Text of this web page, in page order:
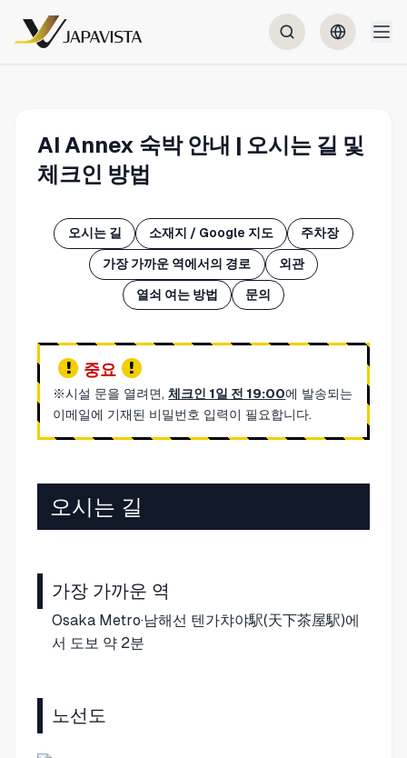
AI Annex 숙박 안내 | 오시는 길 및
체크인 방법
오시는 길 소재지 / Google 지도 주차장
가장 가까운 역에서의 경로 외관
열쇠 여는 방법 문의
중요
※시설 문을 열려면,체크인 1일 전 19:00에 발송되는
이메일에 기재된 비밀번호 입력이 필요합니다.
오시는 길
가장 가까운 역
Osaka Metro·남해선 텐가챠야駅(天下茶屋駅)에
서 도보 약 2분
노선도